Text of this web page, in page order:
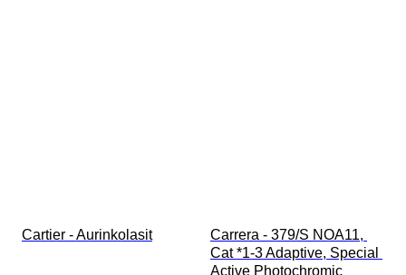
Cartier - Aurinkolasit
Carrera - 379/S NOA11,
Cat *1-3 Adaptive, Special
Active Photochromic